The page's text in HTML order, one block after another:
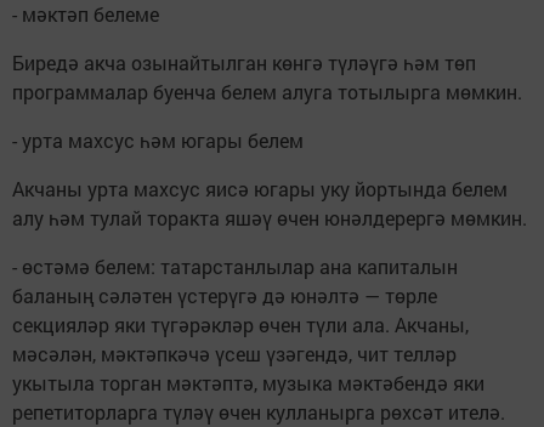
- мәктәп белеме
Биредә акча озынайтылган көнгә түләүгә һәм төп
программалар буенча белем алуга тотылырга мөмкин.
- урта махсус һәм югары белем
Акчаны урта махсус яисә югары уку йортында белем
алу һәм тулай торакта яшәү өчен юнәлдерергә мөмкин.
- өстәмә белем: татарстанлылар ана капиталын
баланың сәләтен үстерүгә дә юнәлтә — төрле
секцияләр яки түгәрәкләр өчен түли ала. Акчаны,
мәсәлән, мәктәпкәчә үсеш үзәгендә, чит телләр
укытыла торган мәктәптә, музыка мәктәбендә яки
репетиторларга түләү өчен кулланырга рөхсәт ителә.